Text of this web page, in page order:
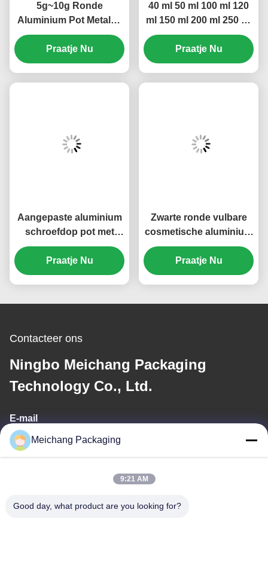
5g~10g Ronde
Aluminium Pot Metalen
Kleine Theepot
Voedselkwaliteit PS
Basis (MC-802)
Praatje Nu
40 ml 50 ml 100 ml 120
ml 150 ml 200 ml 250 ml
anti-lekkage ultra-
breedhoek aluminium
spuitfles ¢ meerdere
Praatje Nu
Aangepaste aluminium
schroefdop pot met
meerdere capaciteiten
voor cosmetica en
voedsel (MC-801)
Praatje Nu
Zwarte ronde vulbare
cosmetische aluminium
potten met schroefkap
((MC-803)
Praatje Nu
Contacteer ons
Ningbo Meichang Packaging
Technology Co., Ltd.
E-mail
meichang1@mcpackaging.cn
Adres
Meichang Packaging
9:21 AM
Good day, what product are you looking for?